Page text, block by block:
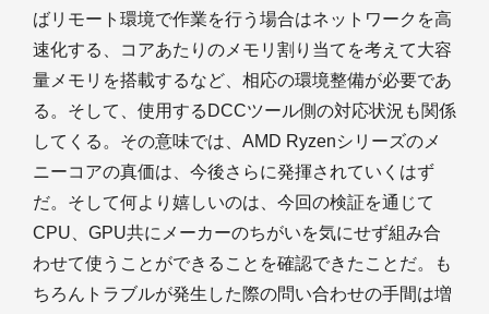
ばリモート環境で作業を行う場合はネットワークを高
速化する、コアあたりのメモリ割り当てを考えて大容
量メモリを搭載するなど、相応の環境整備が必要であ
る。そして、使用するDCCツール側の対応状況も関係
してくる。その意味では、AMD Ryzenシリーズのメ
ニーコアの真価は、今後さらに発揮されていくはず
だ。そして何より嬉しいのは、今回の検証を通じて
CPU、GPU共にメーカーのちがいを気にせず組み合
わせて使うことができることを確認できたことだ。も
ちろんトラブルが発生した際の問い合わせの手間は増